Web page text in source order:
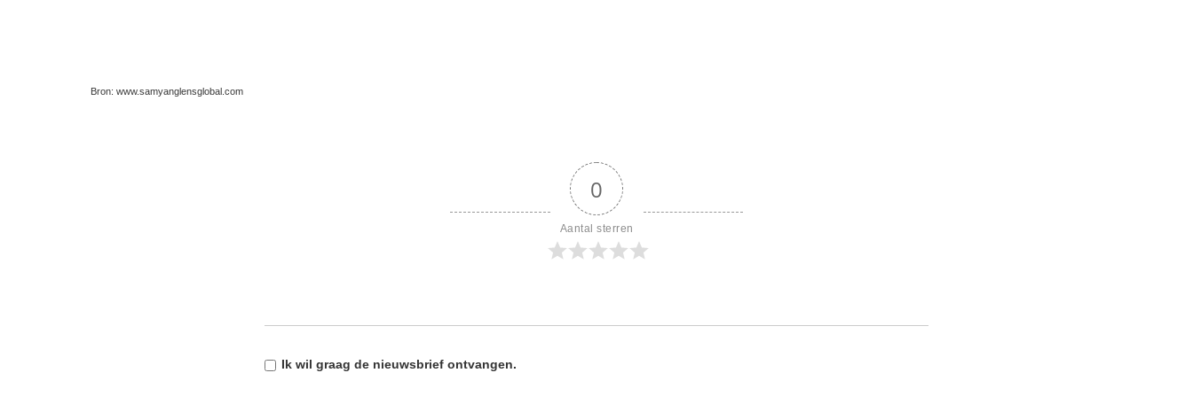
Bron: www.samyanglensglobal.com
0
Aantal sterren
Ik wil graag de nieuwsbrief ontvangen.